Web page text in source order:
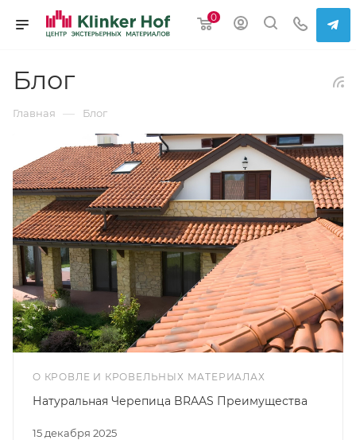
0
Блог
Главная — Блог
О КРОВЛЕ И КРОВЕЛЬНЫХ МАТЕРИАЛАХ
15 декабря 2025
Натуральная Черепица BRAAS Преимущества